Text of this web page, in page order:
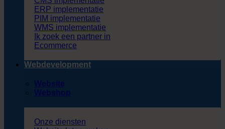
ERP implementatie
PIM implementatie
WMS implementatie
Ik zoek een partner in
Ecommerce
Webdevelopment
Website
Webshop
Onze diensten